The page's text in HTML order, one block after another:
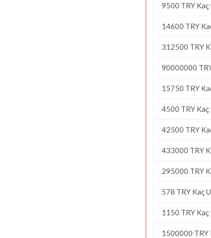
9500 TRY Kaç
14600 TRY
312500 TRY
90000000
15750 TRY
4500 TRY Kaç
42500 TRY
433000 TRY
295000 TRY
578 TRY Kaç
1150 TRY Kaç
1500000 TRY